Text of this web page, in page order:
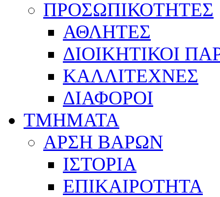
ΠΡΟΣΩΠΙΚΟΤΗΤΕΣ
ΑΘΛΗΤΕΣ
ΔΙΟΙΚΗΤΙΚΟΙ
ΚΑΛΛΙΤΕΧΝΕΣ
ΔΙΑΦΟΡΟΙ
ΤΜΗΜΑΤΑ
ΑΡΣΗ ΒΑΡΩΝ
ΙΣΤΟΡΙΑ
ΕΠΙΚΑΙΡΟΤΗΤΑ